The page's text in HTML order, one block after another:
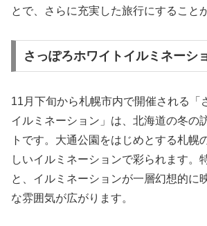
とで、さらに充実した旅行にすること
さっぽろホワイトイルミネーシ
11月下旬から札幌市内で開催される「
イルミネーション」は、北海道の冬の
トです。大通公園をはじめとする札幌
しいイルミネーションで彩られます。
と、イルミネーションが一層幻想的に
な雰囲気が広がります。